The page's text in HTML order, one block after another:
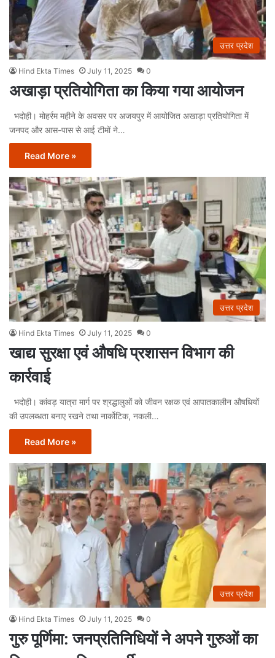
उत्तर प्रदेश
Hind Ekta Times July 11, 2025 0
अखाड़ा प्रतियोगिता का किया गया आयोजन
भदोही। मोहर्रम महीने के अवसर पर अजयपुर में आयोजित अखाड़ा प्रतियोगिता में
जनपद और आस-पास से आई टीमों ने…
Read More »
उत्तर प्रदेश
Hind Ekta Times July 11, 2025 0
खाद्य सुरक्षा एवं औषधि प्रशासन विभाग की
कार्रवाई
भदोही। कांवड़ यात्रा मार्ग पर श्रद्धालुओं को जीवन रक्षक एवं आपातकालीन औषधियों
की उपलब्धता बनाए रखने तथा नार्कोटिक, नकली…
Read More »
उत्तर प्रदेश
Hind Ekta Times July 11, 2025 0
गुरु पूर्णिमा: जनप्रतिनिधियों ने अपने गुरुओं का